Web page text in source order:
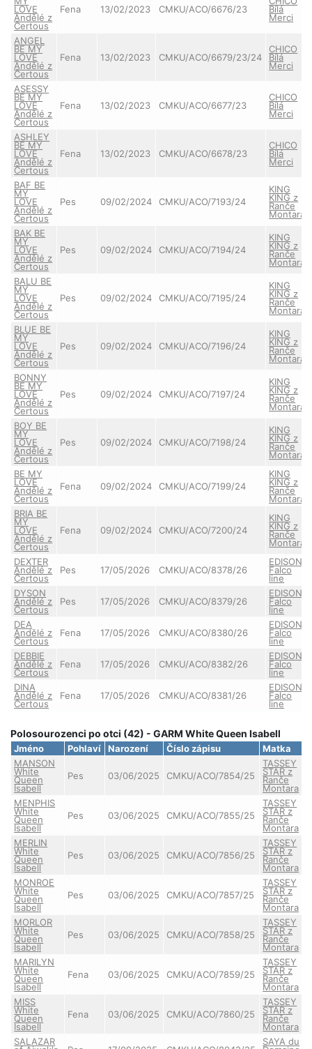
LOVE
Andělé z
Čertous
Fena 13/02/2023 CMKU/ACO/6676/23 Bílá
Merci
ANGEL
BE MY
LOVE
Andělé z
Čertous
Fena 13/02/2023 CMKU/ACO/6679/23/24
CHICO
Bílá
Merci
ASESSY
BE MY
LOVE
Andělé z
Čertous
Fena 13/02/2023 CMKU/ACO/6677/23
CHICO
Bílá
Merci
ASHLEY
BE MY
LOVE
Andělé z
Čertous
Fena 13/02/2023 CMKU/ACO/6678/23
CHICO
Bílá
Merci
BAF BE
MY
LOVE
Andělé z
Čertous
Pes 09/02/2024 CMKU/ACO/7193/24
KING
KING z
Ranče
Montara
BAK BE
MY
LOVE
Andělé z
Čertous
Pes 09/02/2024 CMKU/ACO/7194/24
KING
KING z
Ranče
Montara
BALU BE
MY
LOVE
Andělé z
Čertous
Pes 09/02/2024 CMKU/ACO/7195/24
KING
KING z
Ranče
Montara
BLUE BE
MY
LOVE
Andělé z
Čertous
Pes 09/02/2024 CMKU/ACO/7196/24
KING
KING z
Ranče
Montara
BONNY
BE MY
LOVE
Andělé z
Čertous
Pes 09/02/2024 CMKU/ACO/7197/24
KING
KING z
Ranče
Montara
BOY BE
MY
LOVE
Andělé z
Čertous
Pes 09/02/2024 CMKU/ACO/7198/24
KING
KING z
Ranče
Montara
BE MY
LOVE
Andělé z
Čertous
Fena 09/02/2024 CMKU/ACO/7199/24
KING
KING z
Ranče
Montara
BRIA BE
MY
LOVE
Andělé z
Čertous
Fena 09/02/2024 CMKU/ACO/7200/24
KING
KING z
Ranče
Montara
DEXTER
Andělé z
Čertous
Pes 17/05/2026 CMKU/ACO/8378/26
EDISON
Falco
line
DYSON
Andělé z
Čertous
Pes 17/05/2026 CMKU/ACO/8379/26
EDISON
Falco
line
DEA
Andělé z
Čertous
Fena 17/05/2026 CMKU/ACO/8380/26
EDISON
Falco
line
DEBBIE
Andělé z
Čertous
Fena 17/05/2026 CMKU/ACO/8382/26
EDISON
Falco
line
DINA
Andělé z
Čertous
Fena 17/05/2026 CMKU/ACO/8381/26
EDISON
Falco
line
Polosourozenci po otci (42) - GARM White Queen Isabell
Jméno Pohlaví Narození Číslo zápisu
Matka
MANSON
White
Queen
Isabell
Pes 03/06/2025 CMKU/ACO/7854/25
TASSEY
STAR z
Ranče
Montara
MENPHIS
White
Queen
Isabell
Pes 03/06/2025 CMKU/ACO/7855/25
TASSEY
STAR z
Ranče
Montara
MERLIN
White
Queen
Isabell
Pes 03/06/2025 CMKU/ACO/7856/25
TASSEY
STAR z
Ranče
Montara
MONROE
White
Queen
Isabell
Pes 03/06/2025 CMKU/ACO/7857/25
TASSEY
STAR z
Ranče
Montara
MORLOR
White
Queen
Isabell
Pes 03/06/2025 CMKU/ACO/7858/25
TASSEY
STAR z
Ranče
Montara
MARILYN
White
Queen
Isabell
Fena 03/06/2025 CMKU/ACO/7859/25
TASSEY
STAR z
Ranče
Montara
MISS
White
Queen
Isabell
Fena 03/06/2025 CMKU/ACO/7860/25
TASSEY
STAR z
Ranče
Montara
SALAZAR
SAYA du